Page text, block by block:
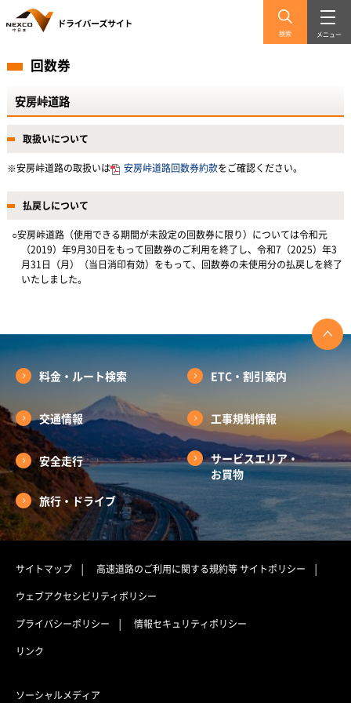
検索 メニュー
回数券
安房峠道路
取扱いについて
※安房峠道路の取扱いは 安房峠道路回数券約款をご確認ください。
払戻しについて
○安房峠道路（使用できる期間が未設定の回数券に限り）については令和元
（2019）年9月30日をもって回数券のご利用を終了し、令和7（2025）年3
月31日（月）（当日消印有効）をもって、回数券の未使用分の払戻しを終了
いたしました。
料金・ルート検索 ETC・割引案内
交通情報 工事規制情報
安全走行
サービスエリア・
お買物
旅行・ドライブ
サイトマップ 高速道路のご利用に関する規約等サイトポリシー
ウェブアクセシビリティポリシー
プライバシーポリシー
情報セキュリティポリシー
リンク
ソーシャルメディア